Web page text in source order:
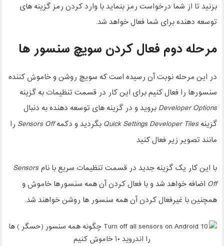
بزنید تا از شما درخواست رمز بنماید با وارد کردن رمز گزینه های
توسعه دهنده برای شما فعال خواهد شد.
مرحله دوم فعال کردن سویچ سنسور ها
در این مرحله نوبت آن رسیده است که سویچ روشن و خاموش کننده
سنسورها را فعال کنیم برای این کار در قسمت تنظیمات به گزینه
Developer Options
بروید و در گزینه های توسعه دهنده به دنبال
گزینه
Quick Settings Developer Tiles بگردید و دکمهSensors Off را
مانند تصویر زیر فعال کنید
با این کار یک گزینه جدید در قسمت تنظیمات سریع با نامSensors
Off اضافه خواهد شد و با فعال کردن آن همه سنسورها خاموش و
همچنین با غیرفعال کردن آن همه سنسور ها روشن خواهند شد.